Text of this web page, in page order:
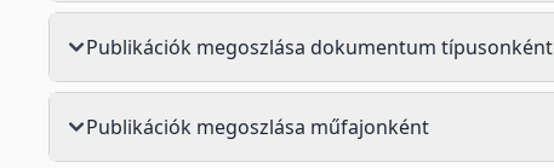
Publikációk megoszlása dokumentum típusonként
Publikációk megoszlása műfajonként